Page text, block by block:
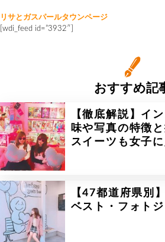
リサとガスパールタウンページ
[wdi_feed id=”3932″]
おすすめ記
【徹底解説】イ
味や写真の特徴
スイーツも女子
【47都道府県別
ベスト・フォト